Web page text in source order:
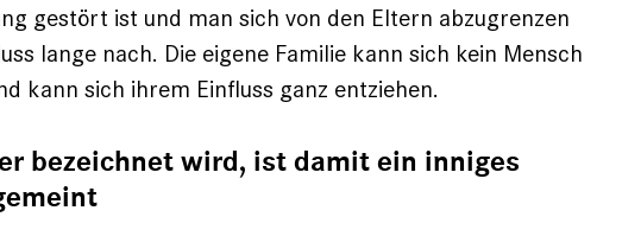
gestört ist und man sich von den Eltern abzugrenzen
lange nach. Die eigene Familie kann sich kein Mensch
kann sich ihrem Einfluss ganz entziehen.
bezeichnet wird, ist damit ein inniges